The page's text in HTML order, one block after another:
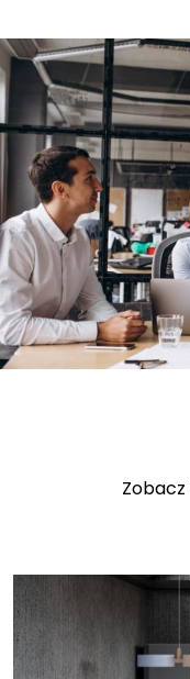
Zobacz